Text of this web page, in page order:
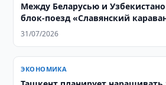
Между Беларусью и
блок-поезд «Славянский
31/07/2026
ЭКОНОМИКА